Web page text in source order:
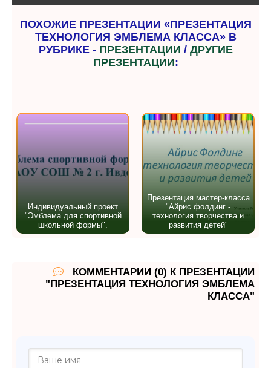
ПОХОЖИЕ ПРЕЗЕНТАЦИИ «ПРЕЗЕНТАЦИЯ
ТЕХНОЛОГИЯ ЭМБЛЕМА КЛАССА» В
РУБРИКЕ - ПРЕЗЕНТАЦИИ / ДРУГИЕ
ПРЕЗЕНТАЦИИ:
Индивидуальный проект
"Эмблема для спортивной
школьной формы".
Презентация мастер-класса
"Айрис фолдинг -
технология творчества и
развития детей"
КОММЕНТАРИИ (0) К ПРЕЗЕНТАЦИИ
"ПРЕЗЕНТАЦИЯ ТЕХНОЛОГИЯ ЭМБЛЕМА
КЛАССА"